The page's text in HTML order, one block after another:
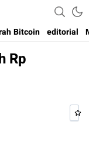
di Indonesia
Bitcoin editorial
Rp